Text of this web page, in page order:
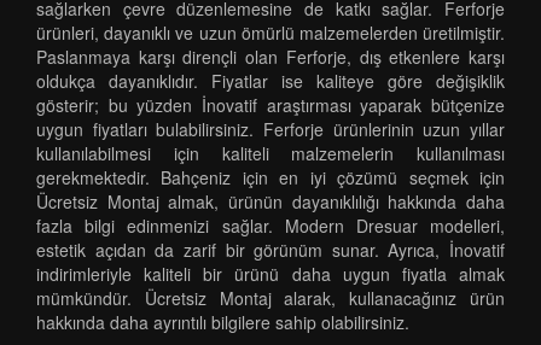
sağlarken çevre düzenlemesine de katkı sağlar. Ferforje
ürünleri, dayanıklı ve uzun ömürlü malzemelerden üretilmiştir.
Paslanmaya karşı dirençli olan Ferforje, dış etkenlere karşı
oldukça dayanıklıdır. Fiyatlar ise kaliteye göre değişiklik
gösterir; bu yüzden İnovatif araştırması yaparak bütçenize
uygun fiyatları bulabilirsiniz. Ferforje ürünlerinin uzun yıllar
kullanılabilmesi için kaliteli malzemelerin kullanılması
gerekmektedir. Bahçeniz için en iyi çözümü seçmek için
Ücretsiz Montaj almak, ürünün dayanıklılığı hakkında daha
fazla bilgi edinmenizi sağlar. Modern Dresuar modelleri,
estetik açıdan da zarif bir görünüm sunar. Ayrıca, İnovatif
indirimleriyle kaliteli bir ürünü daha uygun fiyatla almak
mümkündür. Ücretsiz Montaj alarak, kullanacağınız ürün
hakkında daha ayrıntılı bilgilere sahip olabilirsiniz.